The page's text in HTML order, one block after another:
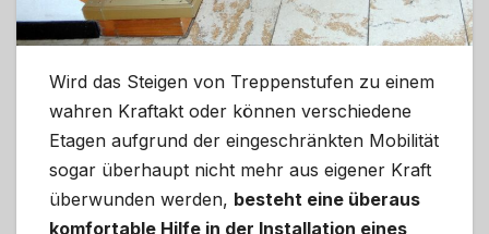
Wird das Steigen von Treppenstufen zu einem
wahren Kraftakt oder können verschiedene
Etagen aufgrund der eingeschränkten Mobilität
sogar überhaupt nicht mehr aus eigener Kraft
überwunden werden, besteht eine überaus
komfortable Hilfe in der Installation eines